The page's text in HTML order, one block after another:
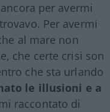
per avermi
Per avermi
al mare non
che certe crisi son
che sta urlando
le illusioni e a
raccontato di